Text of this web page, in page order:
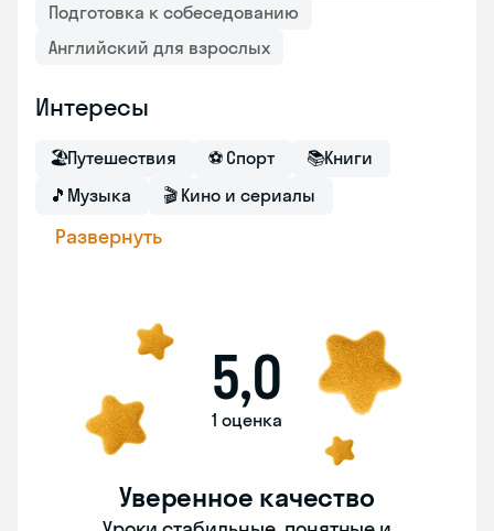
Подготовка к собеседованию
Английский для взрослых
Интересы
🏖Путешествия ⚽ Спорт 📚Книги
🎵 Музыка 🎬 Кино и сериалы
Развернуть
5,0
1 оценка
Уверенное качество